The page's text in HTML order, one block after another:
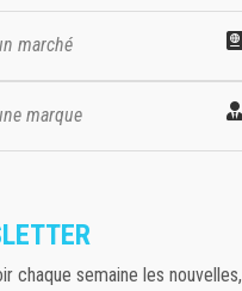
marché
marque
chaque semaine les nouvelles,